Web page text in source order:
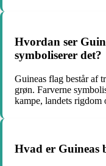
Hvordan ser
symboliserer det?
Guineas flag består af
grøn. Farverne
kampe, landets rigdom
Hvad er Guineas